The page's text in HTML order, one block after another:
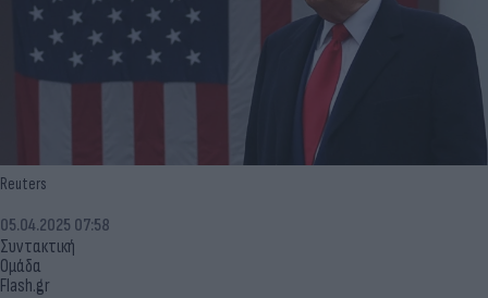
Reuters
Συντακτική
Ομάδα
Flash.gr
05.04.2025 07:58